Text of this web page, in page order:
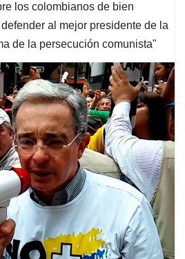
los colombianos de bien
al mejor presidente de la
de la persecución comunista"